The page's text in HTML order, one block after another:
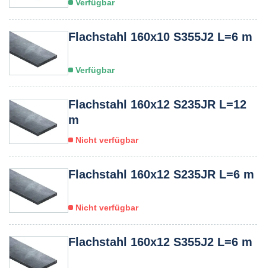
Verfügbar
Flachstahl 160x10 S355J2 L=6 m
Verfügbar
Flachstahl 160x12 S235JR L=12
m
Nicht verfügbar
Flachstahl 160x12 S235JR L=6 m
Nicht verfügbar
Flachstahl 160x12 S355J2 L=6 m